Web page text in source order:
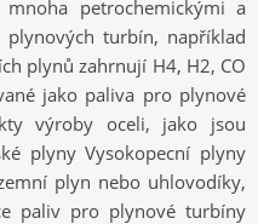
petrochemickými a
turbín, například
plynů zahrnují H4, H2, CO
jako paliva pro plynové
výroby oceli, jako jsou
plyny Vysokopecní plyny
plyn nebo uhlovodíky,
paliv pro plynové turbíny